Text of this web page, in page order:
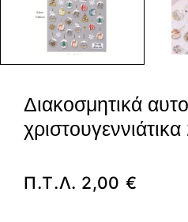
Διακοσμητικά
Π.Τ.Λ. 2,00 €